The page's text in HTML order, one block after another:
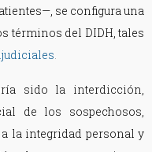
se configura una
términos del DIDH, tales
.
sido la interdicción,
de los sospechosos,
la integridad personal y